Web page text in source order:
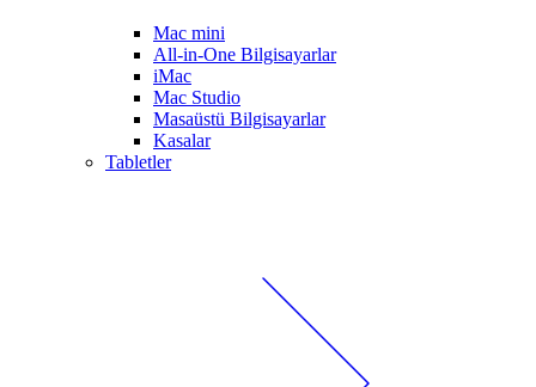
Mac mini
All-in-One Bilgisayarlar
iMac
Mac Studio
Masaüstü Bilgisayarlar
Kasalar
Tabletler